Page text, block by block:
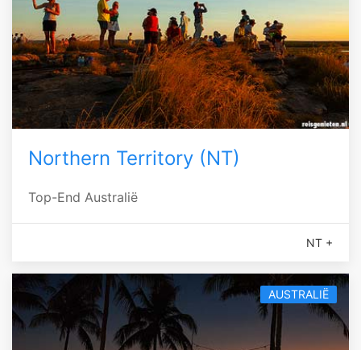
Northern Territory (NT)
Top-End Australië
NT +
AUSTRALIË